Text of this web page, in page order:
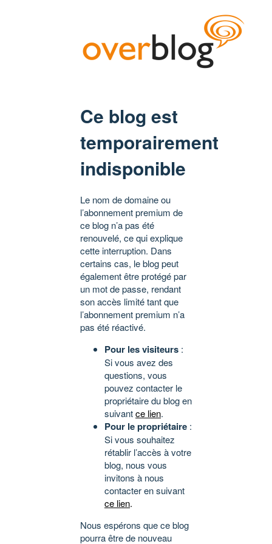
Ce blog est
temporairement
indisponible
Le nom de domaine ou
l’abonnement premium de
ce blog n’a pas été
renouvelé, ce qui explique
cette interruption. Dans
certains cas, le blog peut
également être protégé par
un mot de passe, rendant
son accès limité tant que
l’abonnement premium n’a
pas été réactivé.
Pour les visiteurs :
Si vous avez des
questions, vous
pouvez contacter le
propriétaire du blog en
suivantce lien.
Pour le propriétaire :
Si vous souhaitez
rétablir l’accès à votre
blog, nous vous
invitons à nous
contacter en suivant
ce lien.
Nous espérons que ce blog
pourra être de nouveau